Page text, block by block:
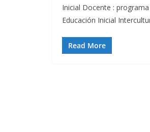
Inicial Docente :
Educación Inicial
Read More